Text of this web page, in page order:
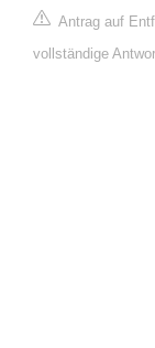
Antrag auf
vollständige